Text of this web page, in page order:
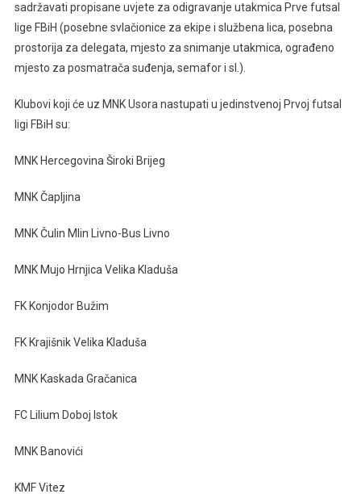
sadržavati propisane uvjete za odigravanje utakmica Prve futsal
lige FBiH (posebne svlačionice za ekipe i službena lica, posebna
prostorija za delegata, mjesto za snimanje utakmica, ograđeno
mjesto za posmatrača suđenja, semafor i sl.).
Klubovi koji će uz MNK Usora nastupati u jedinstvenoj Prvoj futsal
ligi FBiH su:
MNK Hercegovina Široki Brijeg
MNK Čapljina
MNK Čulin Mlin Livno-Bus Livno
MNK Mujo Hrnjica Velika Kladuša
FK Konjodor Bužim
FK Krajišnik Velika Kladuša
MNK Kaskada Gračanica
FC Lilium Doboj Istok
MNK Banovići
KMF Vitez